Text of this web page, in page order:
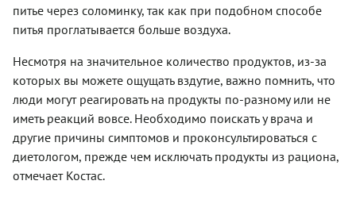
питье через соломинку, так как при подобном способе
питья проглатывается больше воздуха.
Несмотря на значительное количество продуктов, из-за
которых вы можете ощущать вздутие, важно помнить, что
люди могут реагировать на продукты по-разному или не
иметь реакций вовсе. Необходимо поискать у врача и
другие причины симптомов и проконсультироваться с
диетологом, прежде чем исключать продукты из рациона,
отмечает Костас.